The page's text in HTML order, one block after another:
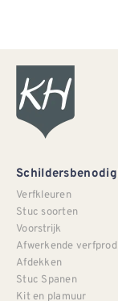
Verfkleuren
Stuc soorten
Voorstrijk
Afwerkende
Afdekken
Stuc Spanen
Kit en plamuur